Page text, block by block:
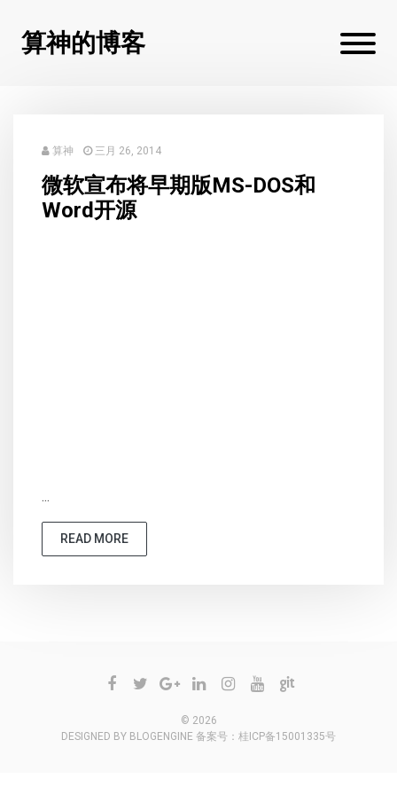
算神的博客
算神 三月 26, 2014
微软宣布将早期版MS-DOS和
Word开源
...
READ MORE
© 2026
DESIGNED BY BLOGENGINE 备案号： 桂ICP备15001335号